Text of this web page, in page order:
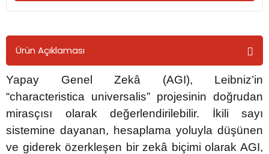
İncelemeler
Ürün Açıklaması
Yapay Genel Zekâ (AGI), Leibniz’in
“characteristica universalis” projesinin doğrudan
mirasçısı olarak değerlendirilebilir. İkili sayı
sistemine dayanan, hesaplama yoluyla düşünen
ve giderek özerkleşen bir zekâ biçimi olarak AGI,